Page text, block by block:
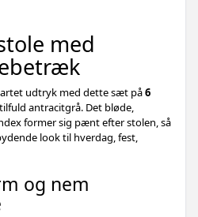
med
udtryk med dette sæt på6
antracitgrå. Det bløde,
former sig pænt efter stolen, så
look til hverdag, fest,
og nem